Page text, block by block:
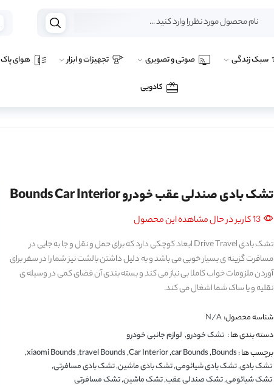
سبک زندگی صوتی و تصویری تجهیزات و ابزار هوای پاک
کادویی
تشک بادی صندلی عقب خودرو Bounds Car Interior
13 کاربر در حال مشاهده این محصول
تشک بادی Drive Travel ابعاد کوچکی دارد که برای حمل و نقل و جا به جایی در
مسافرت گزینه ی بسیار خوبی می باشد و به دلیل داشتن بالشت نیز شما را در سفر برای
آوردن ملزومات خواب کاملا بی نیاز می کند و بسته بندی آن فضای کمی در وسیله ی
نقلیه و یا ساک شما اشغال می کند.
شناسه محصول: N/A
دسته بندی ها : تشک خودرو, لوازم جانبی خودرو
برچسب ها :Bounds
,
car Bounds
,
Car Interior
,
travel Bounds
,
xiaomi Bounds
,
تشک بادی,تشک بادی شیائومی,تشک بادی ماشین,تشک بادی مسافرتی,
تشک شیائومی,تشک صندلی عقب,تشک ماشین,تشک مسافرتی